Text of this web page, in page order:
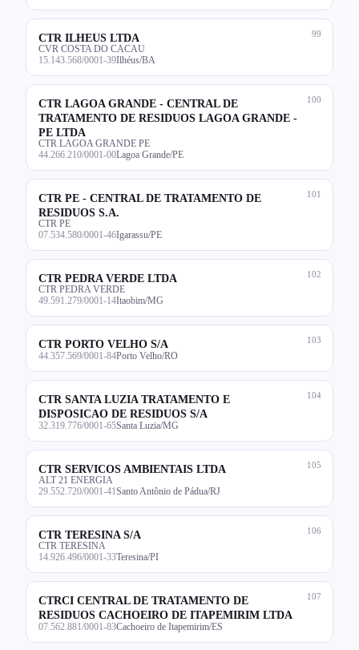
99
CTR ILHEUS LTDA
CVR COSTA DO CACAU
15.143.568/0001-39Ilhéus/BA
100
CTR LAGOA GRANDE - CENTRAL DE
TRATAMENTO DE RESIDUOS LAGOA GRANDE -
PE LTDA
CTR LAGOA GRANDE PE
44.266.210/0001-00Lagoa Grande/PE
101
CTR PE - CENTRAL DE TRATAMENTO DE
RESIDUOS S.A.
CTR PE
07.534.580/0001-46Igarassu/PE
102
CTR PEDRA VERDE LTDA
CTR PEDRA VERDE
49.591.279/0001-14Itaobim/MG
103
CTR PORTO VELHO S/A
44.357.569/0001-84Porto Velho/RO
104
CTR SANTA LUZIA TRATAMENTO E
DISPOSICAO DE RESIDUOS S/A
32.319.776/0001-65Santa Luzia/MG
105
CTR SERVICOS AMBIENTAIS LTDA
ALT 21 ENERGIA
29.552.720/0001-41 Santo Antônio de Pádua/RJ
106
CTR TERESINA S/A
CTR TERESINA
14.926.496/0001-33Teresina/PI
107
CTRCI CENTRAL DE TRATAMENTO DE
RESIDUOS CACHOEIRO DE ITAPEMIRIM LTDA
07.562.881/0001-83Cachoeiro de Itapemirim/ES